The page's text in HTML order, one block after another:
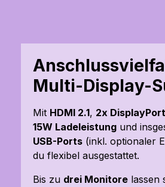
Multi-Display-
Mit HDMI 2.1, 2x
15W Ladeleistung und
USB-Ports (inkl. optionaler
du flexibel ausgestattet.
Bis zu drei Monitore lassen